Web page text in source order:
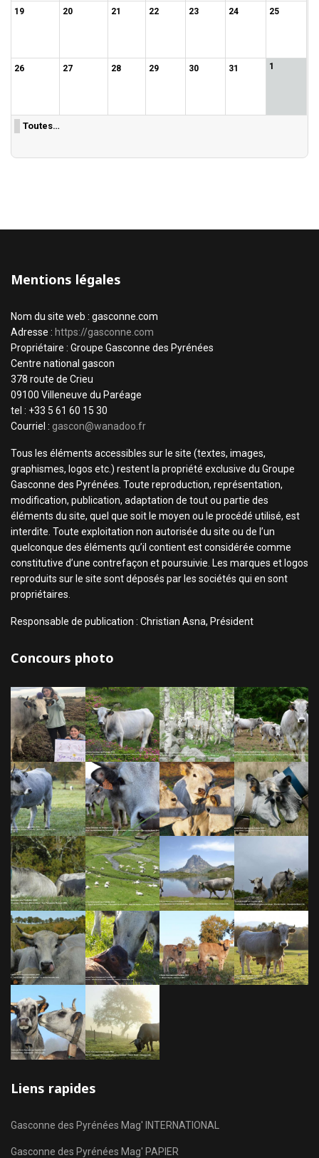
19 20 21 22 23 24 25
26 27 28 29 30 31 1
Toutes…
Mentions légales
Nom du site web : gasconne.com
Adresse : https://gasconne.com
Propriétaire : Groupe Gasconne des Pyrénées
Centre national gascon
378 route de Crieu
09100 Villeneuve du Paréage
tel : +33 5 61 60 15 30
Courriel : gascon@wanadoo.fr
Tous les éléments accessibles sur le site (textes, images,
graphismes, logos etc.) restent la propriété exclusive du Groupe
Gasconne des Pyrénées. Toute reproduction, représentation,
modification, publication, adaptation de tout ou partie des
éléments du site, quel que soit le moyen ou le procédé utilisé, est
interdite. Toute exploitation non autorisée du site ou de l’un
quelconque des éléments qu’il contient est considérée comme
constitutive d’une contrefaçon et poursuivie. Les marques et logos
reproduits sur le site sont déposés par les sociétés qui en sont
propriétaires.
Responsable de publication : Christian Asna, Président
Concours photo
Liens rapides
Gasconne des Pyrénées Mag' INTERNATIONAL
Gasconne des Pyrénées Mag' PAPIER